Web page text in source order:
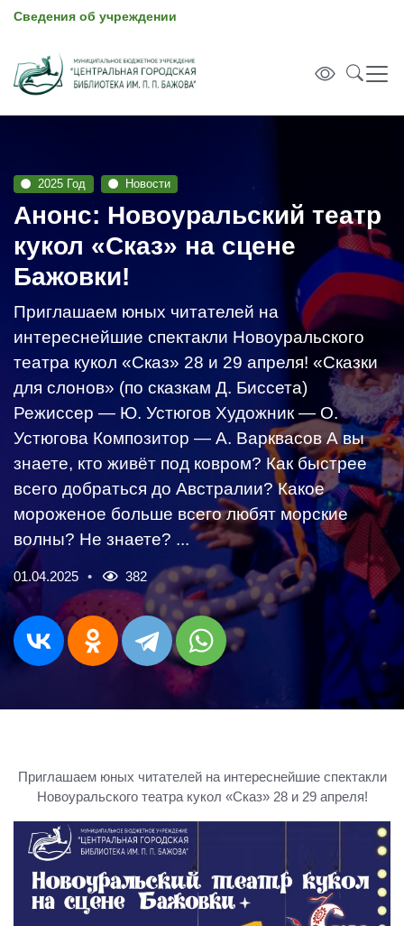
Сведения об учреждении
2025 Год Новости
Анонс: Новоуральский театр
кукол «Сказ» на сцене
Бажовки!
Приглашаем юных читателей на
интереснейшие спектакли Новоуральского
театра кукол «Сказ» 28 и 29 апреля! «Сказки
для слонов» (по сказкам Д. Биссета)
Режиссер — Ю. Устюгов Художник — О.
Устюгова Композитор — А. Варквасов А вы
знаете, кто живёт под ковром? Как быстрее
всего добраться до Австралии? Какое
мороженое больше всего любят морские
волны? Не знаете? ...
01.04.2025 382
Приглашаем юных читателей на интереснейшие спектакли
Новоуральского театра кукол «Сказ» 28 и 29 апреля!